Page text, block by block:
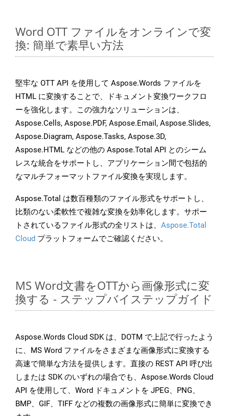
Word OTT ファイルをオンラインで変
換: 簡単で素早い方法
堅牢な OTT API を使用して Aspose.Words ファイルを
HTML に変換することで、ドキュメント変換ワークフロ
ーを強化します。この強力なソリューションは、
Aspose.Cells, Aspose.PDF, Aspose.Email, Aspose.Slides,
Aspose.Diagram, Aspose.Tasks, Aspose.3D,
Aspose.HTML などの他の Aspose.Total API とのシーム
レスな統合をサポートし、アプリケーション間で包括的
なマルチフォーマットファイル変換を実現します。
Aspose.Total は数百種類のファイル形式をサポートし、
比類のない柔軟性で複雑な変換を効率化します。サポー
トされているファイル形式の全リストは、 Aspose.Total
Cloud プラットフォームでご確認ください。
MS Word文書をOTTから画像形式に変
換する - ステップバイステップガイド
Aspose.Words Cloud SDK は、DOTM で上記で行ったよう
に、MS Word ファイルをさまざまな画像形式に変換する
高速で簡単な方法を提供します。直接の REST API 呼び出
しまたは SDK のいずれの場合でも、Aspose.Words Cloud
API を使用して、Word ドキュメントを JPEG、PNG、
BMP、GIF、TIFF などの複数の画像形式に簡単に変換でき